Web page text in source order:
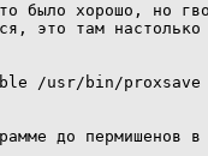
было хорошо, но
это там настолько
/usr/bin/
до пермишенов